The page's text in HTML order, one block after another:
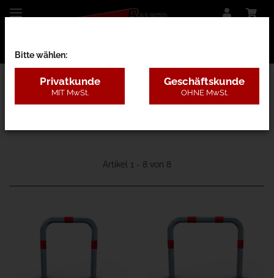
11L - E-Ladesäulenschutz-Bügel
Artikel 1 - 8 von 8
Bitte wählen:
Privatkunde
MIT MwSt.
Geschäftskunde
OHNE MwSt.